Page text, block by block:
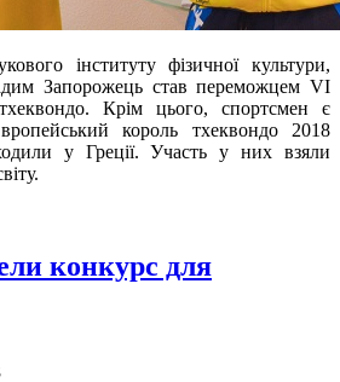
інституту фізичної культури,
Запорожець став переможцем VI
Крім цього, спортсмен є
король тхеквондо 2018
у Греції. Участь у них взяли
конкурс для